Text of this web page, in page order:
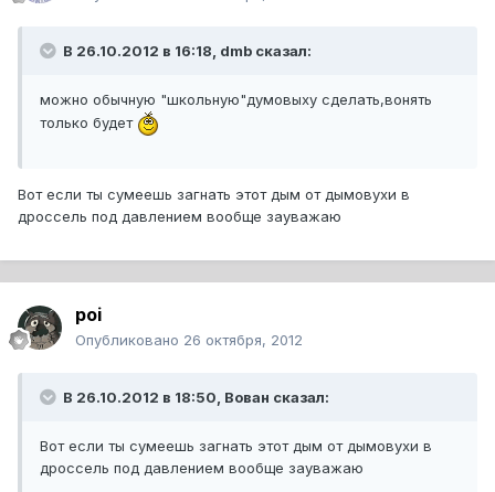
В 26.10.2012 в 16:18, dmb сказал:
можно обычную "школьную"думовыху сделать,вонять
только будет
Вот если ты сумеешь загнать этот дым от дымовухи в
дроссель под давлением вообще зауважаю
poi
Опубликовано 26 октября, 2012
В 26.10.2012 в 18:50, Вован сказал:
Вот если ты сумеешь загнать этот дым от дымовухи в
дроссель под давлением вообще зауважаю